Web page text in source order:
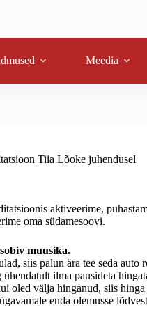
Meedia
Tiia Lõoke juhendusel
aktiveerime,
oma südamesoovi.
muusika.
siis palun ära tee seda
ilma pausideta
oled välja hinganud, siis hinga
enda olemusse